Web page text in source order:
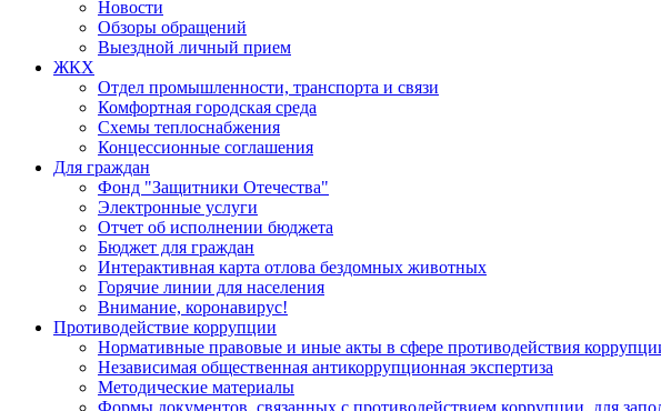
Новости
Обзоры обращений
Выездной личный прием
ЖКХ
Отдел промышленности, транспорта и связи
Комфортная городская среда
Схемы теплоснабжения
Концессионные соглашения
Для граждан
Фонд "Защитники Отечества"
Электронные услуги
Отчет об исполнении бюджета
Бюджет для граждан
Интерактивная карта отлова бездомных животных
Горячие линии для населения
Внимание, коронавирус!
Противодействие коррупции
Нормативные правовые и иные акты в сфере противодействия
Независимая общественная антикоррупционная экспертиза
Методические материалы
Формы документов, связанных с противодействием коррупции, для